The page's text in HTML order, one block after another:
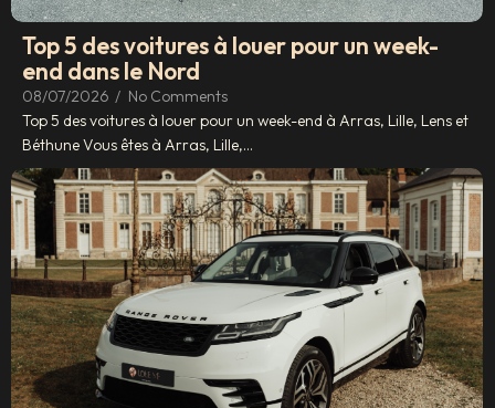
Top 5 des voitures à louer pour un week-
end dans le Nord
08/07/2026 / No Comments
Top 5 des voitures à louer pour un week-end à Arras, Lille, Lens et
Béthune Vous êtes à Arras, Lille,...